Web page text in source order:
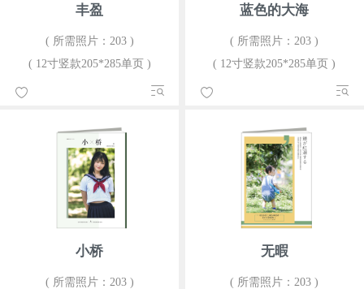
丰盈
( 所需照片：203 )
( 12寸竖款205*285单页 )
蓝色的大海
( 所需照片：203 )
( 12寸竖款205*285单页 )
小桥
( 所需照片：203 )
无暇
( 所需照片：203 )